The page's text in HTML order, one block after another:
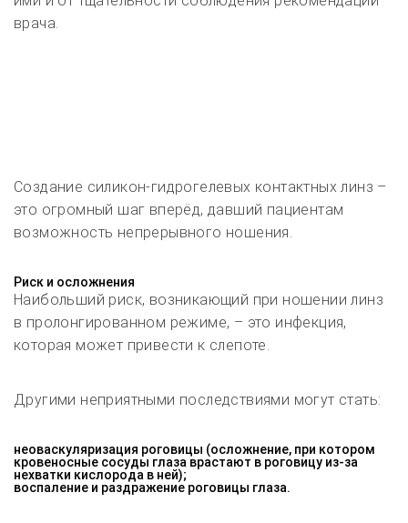
врача.
Создание силикон-гидрогелевых контактных линз –
это огромный шаг вперёд, давший пациентам
возможность непрерывного ношения.
Риск и осложнения
Наибольший риск, возникающий при ношении линз
в пролонгированном режиме, – это инфекция,
которая может привести к слепоте.
Другими неприятными последствиями могут стать:
неоваскуляризация роговицы (осложнение, при котором
кровеносные сосуды глаза врастают в роговицу из-за
нехватки кислорода в ней);
воспаление и раздражение роговицы глаза.